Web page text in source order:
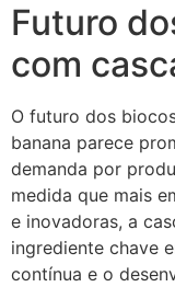
Futuro
com
O futuro dos
banana parece
demanda por
medida que mais
e inovadoras, a
ingrediente chave
contínua e o